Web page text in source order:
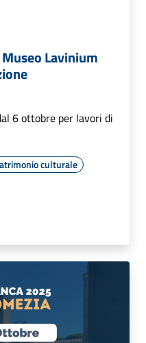
Lavinium
6 ottobre per lavori di
culturale